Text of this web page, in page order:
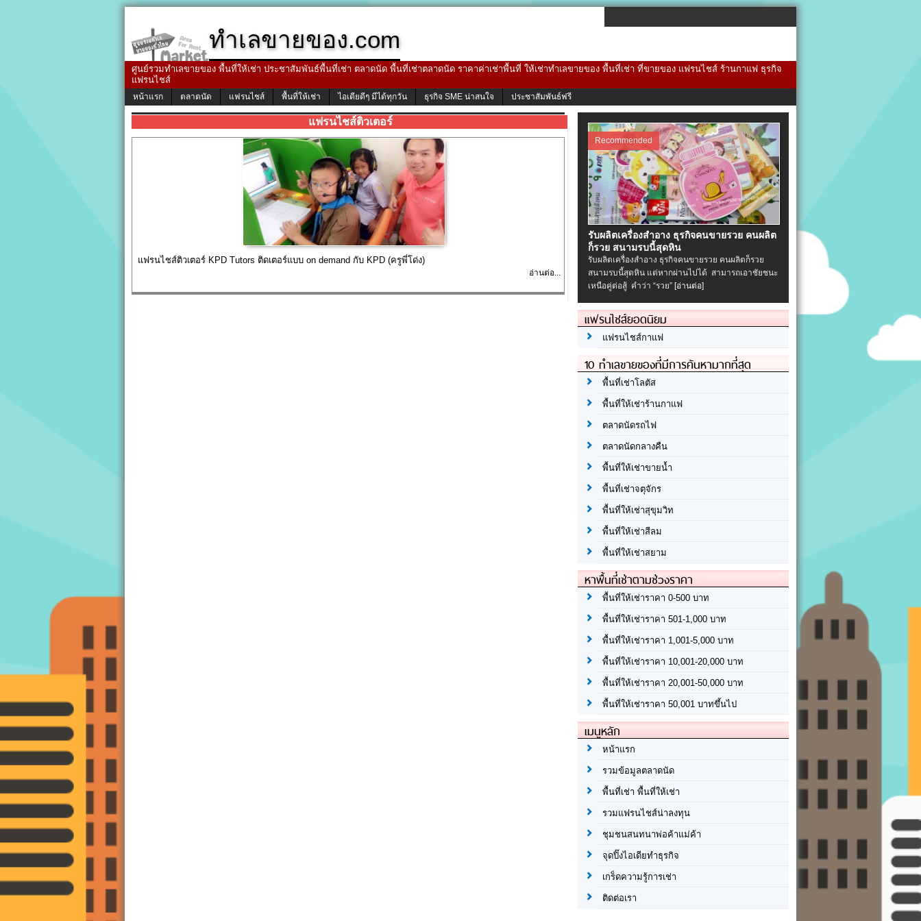
ทำเลขายของ.com
ศูนย์รวมทำเลขายของ พื้นที่ให้เช่า ประชาสัมพันธ์พื้นที่เช่า ตลาดนัด พื้นที่เช่าตลาดนัด ราคาค่าเช่าพื้นที่ ให้เช่าทำเลขายของ พื้นที่เช่า ที่ขายของ แฟรนไชส์ ร้านกาแฟ ธุรกิจ
แฟรนไชส์
หน้าแรก ตลาดนัด แฟรนไชส์ พื้นที่ให้เช่า ไอเดียดีๆ มีได้ทุกวัน ธุรกิจ SME น่าสนใจ ประชาสัมพันธ์ฟรี
แฟรนไชส์ติวเตอร์
แฟรนไชส์ติวเตอร์ KPD Tutors ติดเตอร์แบบ on demand กับ KPD (ครูพี่โด่ง)
อ่านต่อ...
Recommended
รับผลิตเครื่องสําอาง ธุรกิจคนขายรวย คนผลิต
ก็รวย สนามรบนี้สุดหิน
รับผลิตเครื่องสําอาง ธุรกิจคนขายรวย คนผลิตก็รวย
สนามรบนี้สุดหิน แต่หากผ่านไปได้ สามารถเอาชัยชนะ
เหนือคู่ต่อสู้ คำว่า “รวย” [อ่านต่อ]
แฟรนไชส์ยอดนิยม
แฟรนไชส์กาแฟ
10 ทำเลขายของที่มีการค้นหามากที่สุด
พื้นที่เช่าโลตัส
พื้นที่ให้เช่าร้านกาแฟ
ตลาดนัดรถไฟ
ตลาดนัดกลางคืน
พื้นที่ให้เช่าขายน้ำ
พื้นที่เช่าจตุจักร
พื้นที่ให้เช่าสุขุมวิท
พื้นที่ให้เช่าสีลม
พื้นที่ให้เช่าสยาม
หาพื้นที่เช่าตามช่วงราคา
พื้นที่ให้เช่าราคา 0-500 บาท
พื้นที่ให้เช่าราคา 501-1,000 บาท
พื้นที่ให้เช่าราคา 1,001-5,000 บาท
พื้นที่ให้เช่าราคา 10,001-20,000 บาท
พื้นที่ให้เช่าราคา 20,001-50,000 บาท
พื้นที่ให้เช่าราคา 50,001 บาทขึ้นไป
เมนูหลัก
หน้าแรก
รวมข้อมูลตลาดนัด
พื้นที่เช่า พื้นที่ให้เช่า
รวมแฟรนไชส์น่าลงทุน
ชุมชนสนทนาพ่อค้าแม่ค้า
จุดปิ๊งไอเดียทำธุรกิจ
เกร็ดความรู้การเช่า
ติดต่อเรา